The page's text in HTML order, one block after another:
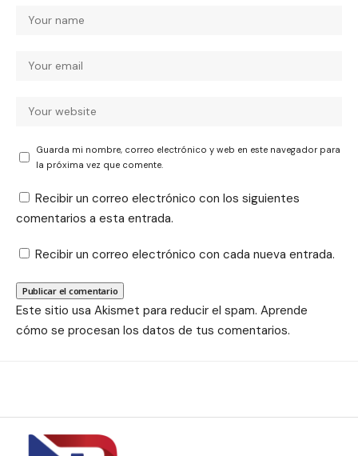
Guarda mi nombre, correo electrónico y web en este navegador para
la próxima vez que comente.
Recibir un correo electrónico con los siguientes
comentarios a esta entrada.
Recibir un correo electrónico con cada nueva entrada.
Este sitio usa Akismet para reducir el spam. Aprende
cómo se procesan los datos de tus comentarios.